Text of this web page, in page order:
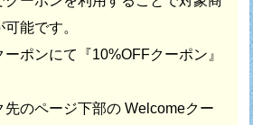
能です。
ポンにて『10%OFFクーポン』
のページ下部の Welcomeクー